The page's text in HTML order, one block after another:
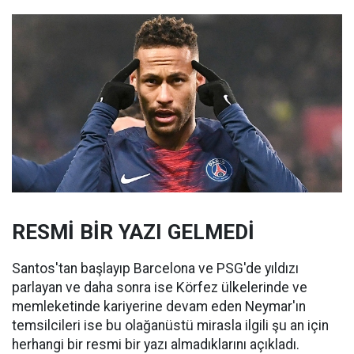
RESMİ BİR YAZI GELMEDİ
Santos'tan başlayıp Barcelona ve PSG'de yıldızı
parlayan ve daha sonra ise Körfez ülkelerinde ve
memleketinde kariyerine devam eden Neymar'ın
temsilcileri ise bu olağanüstü mirasla ilgili şu an için
herhangi bir resmi bir yazı almadıklarını açıkladı.